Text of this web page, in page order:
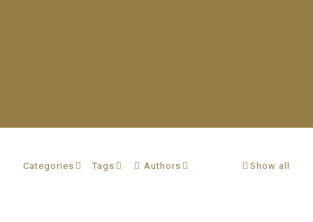
Categories Tags Authors Show all